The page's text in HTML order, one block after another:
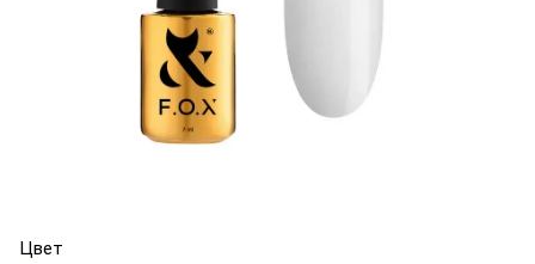
Цвет